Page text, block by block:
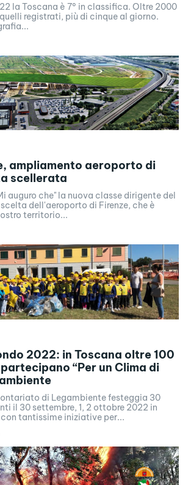
la Toscana è 7° in classifica. Oltre 2000
registrati, più di cinque al giorno.
ampliamento aeroporto di
scellerata
auguro che" la nuova classe dirigente del
dell'aeroporto di Firenze, che è
territorio...
2022: in Toscana oltre 100
“Per un Clima di
di Legambiente festeggia 30
il 30 settembre, 1, 2 ottobre 2022 in
tantissime iniziative per...